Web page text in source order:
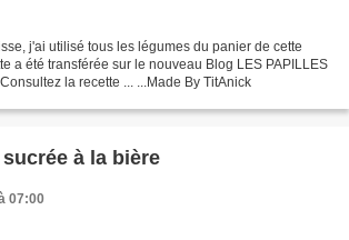
j'ai utilisé tous les légumes du panier de cette
a été transférée sur le nouveau Blog LES PAPILLES
la recette ... ...Made By TitAnick
à la bière
07:00